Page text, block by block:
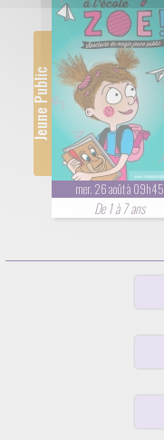
Jeune Public
mer. 26 août à 09h45
De 1 à 7 ans